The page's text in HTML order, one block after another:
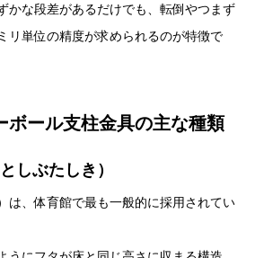
かな段差があるだけでも、転倒やつまず
リ単位の精度が求められるのが特徴で
ボール支柱金具の主な種類
しぶたしき）
は、体育館で最も一般的に採用されてい